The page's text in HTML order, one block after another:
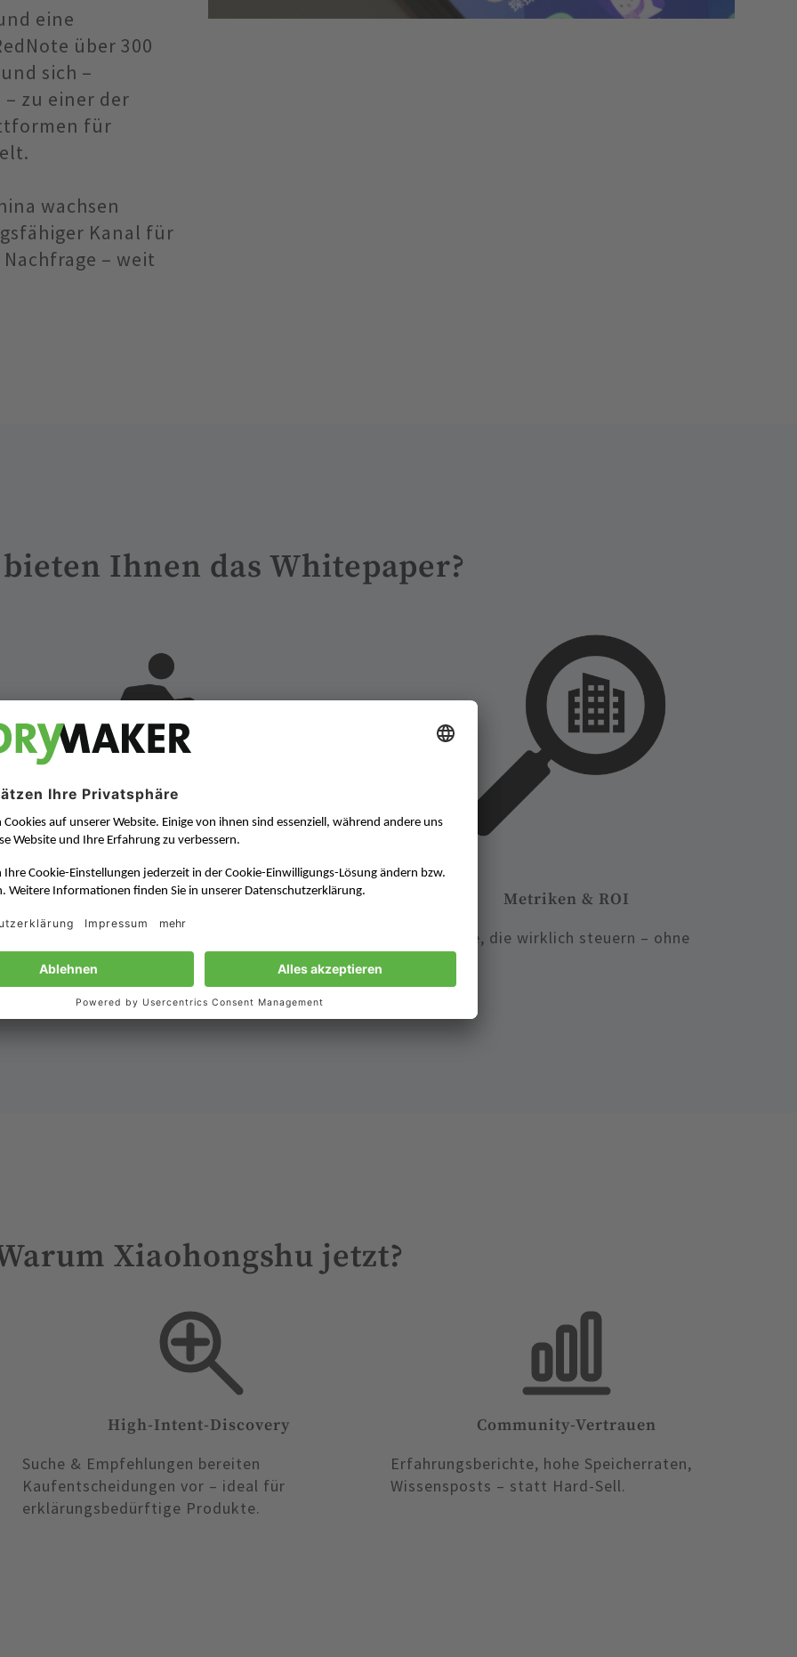
eine
über 300
sich –
zu einer der
für
wachsen
Kanal für
– weit
bieten Ihnen das Whitepaper?
Strategien, die funktionieren
und Conversion.
Metriken & ROI
Messpunkte, die wirklich steuern – ohne
Xiaohongshu jetzt?
High-Intent-Discovery
Suche & Empfehlungen bereiten
Kaufentscheidungen vor – ideal für
erklärungsbedürftige Produkte.
Community-Vertrauen
Erfahrungsberichte, hohe Speicherraten,
Wissensposts – statt Hard-Sell.